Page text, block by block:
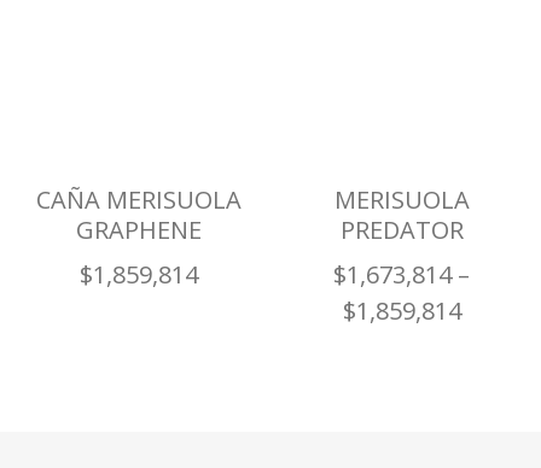
CAÑA MERISUOLA
GRAPHENE
$1,859,814
MERISUOLA
PREDATOR
$1,673,814–
$1,859,814